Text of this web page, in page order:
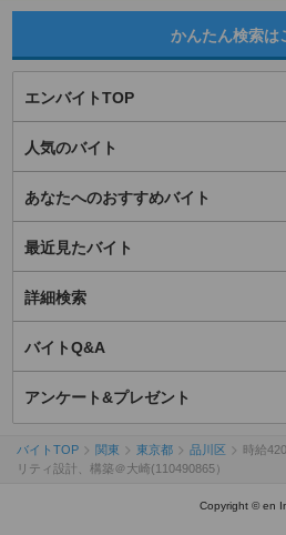
かんたん検索は
エンバイトTOP
人気のバイト
あなたへのおすすめバイト
最近見たバイト
詳細検索
バイトQ&A
アンケート&プレゼント
バイトTOP 関東 東京都 品川区
時給
リティ設計、構築＠大崎(110490865）
Copyright © en